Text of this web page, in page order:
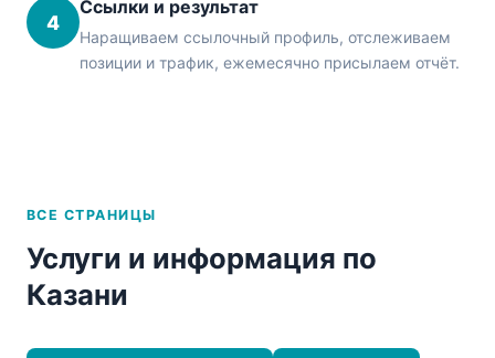
4
Ссылки и результат
Наращиваем ссылочный профиль, отслеживаем
позиции и трафик, ежемесячно присылаем отчёт.
ВСЕ СТРАНИЦЫ
Услуги и информация по
Казани